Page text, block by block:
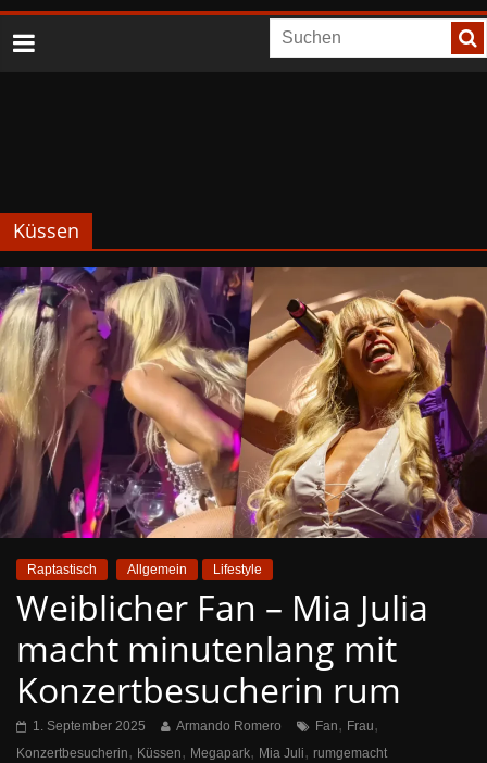
Küssen
Raptastisch Allgemein Lifestyle
Weiblicher Fan – Mia Julia
macht minutenlang mit
Konzertbesucherin rum
1. September 2025 Armando Romero Fan, Frau,
Konzertbesucherin, Küssen, Megapark, Mia Juli, rumgemacht